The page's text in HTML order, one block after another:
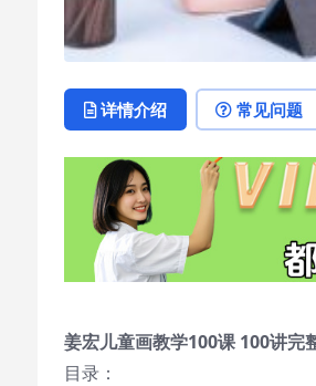
详情介绍 常见问题
姜宏儿童画教学100课 100讲完
目录：